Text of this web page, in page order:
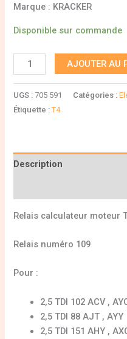
Marque : KRACKER
Disponible sur commande
AJOUTER AU
UGS :705 591 Catégories :
Étiquette :T4
Description
Relais calculateur moteur
Relais numéro 109
Pour :
2,5 TDI 102 ACV ,
2,5 TDI 88 AJT , AYY
2,5 TDI 151 AHY ,